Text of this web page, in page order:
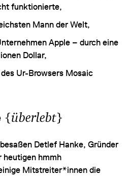
funktionierte,
Mann der Welt,
Apple – durch eine
Dollar,
Ur-Browsers Mosaic
{überlebt}
Detlef Hanke, Gründer
heutigen hmmh
Mitstreiter*innen die